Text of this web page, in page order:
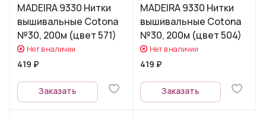
MADEIRA 9330 Нитки
вышивальные Cotona
№30, 200м (цвет 571)
Нет в наличии
419 ₽
Заказать
MADEIRA 9330 Нитки
вышивальные Cotona
№30, 200м (цвет 504)
Нет в наличии
419 ₽
Заказать